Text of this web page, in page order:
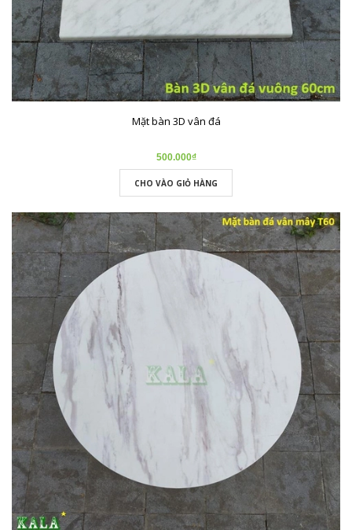
Mặt bàn 3D vân đá
500.000₫
CHO VÀO GIỎ HÀNG